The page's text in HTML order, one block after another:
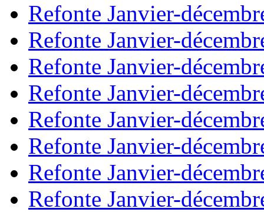
Refonte Janvier-
Refonte Janvier-
Refonte Janvier-
Refonte Janvier-
Refonte Janvier-
Refonte Janvier-
Refonte Janvier-
Refonte Janvier-